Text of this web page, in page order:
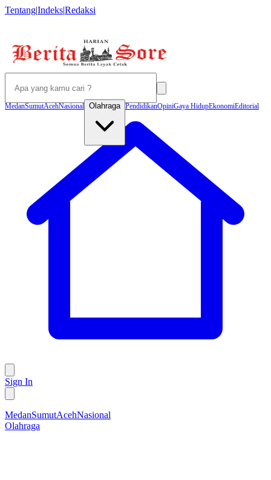
Tentang|Indeks|Redaksi
MedanSumutAcehNasional Olahraga PendidikanOpiniGaya HidupEkonomiEditorial
Sign In
MedanSumutAcehNasional
Olahraga